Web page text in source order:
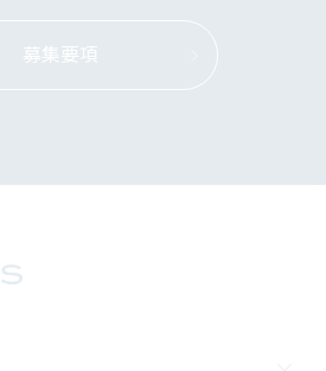
募集要項